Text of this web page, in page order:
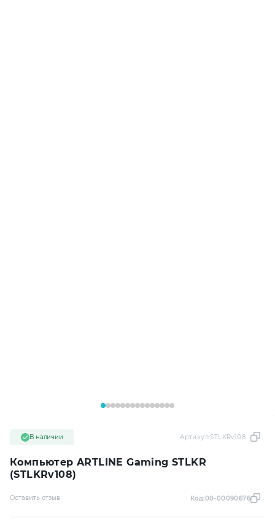
Компьютер ARTLINE Gaming STLKR
(STLKRv108)
В наличии Артикул:STLKRv108
Оставить отзыв Код:00-00090676